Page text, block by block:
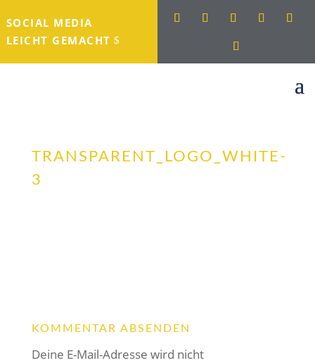
SOCIAL MEDIA
LEICHT GEMACHT
TRANSPARENT_LOGO_WHITE-
3
KOMMENTAR ABSENDEN
Deine E-Mail-Adresse wird nicht